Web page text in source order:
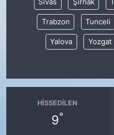
Sivas Şırnak
Trabzon Tunceli
Yalova Yozgat
HISSEDILEN
9°